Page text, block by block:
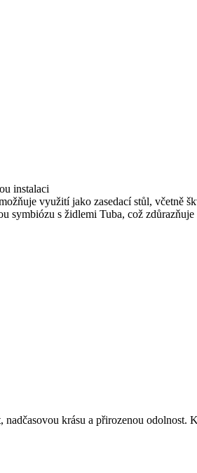
instalaci
využití jako zasedací stůl, včetně
symbiózu s židlemi Tuba, což
krásu a přirozenou